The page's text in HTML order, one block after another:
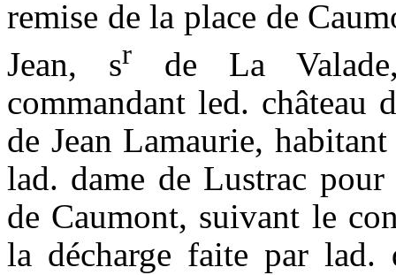
remise de la place de
Jean, sr de La Valade
commandant led. château
de Jean Lamaurie,
lad. dame de Lustrac pour
de Caumont, suivant le
la décharge faite par lad.